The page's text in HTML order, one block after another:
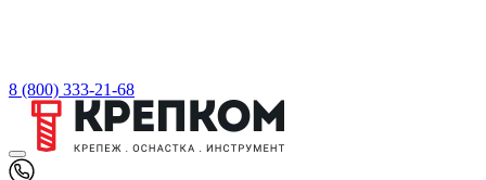
8 (800) 333-21-68